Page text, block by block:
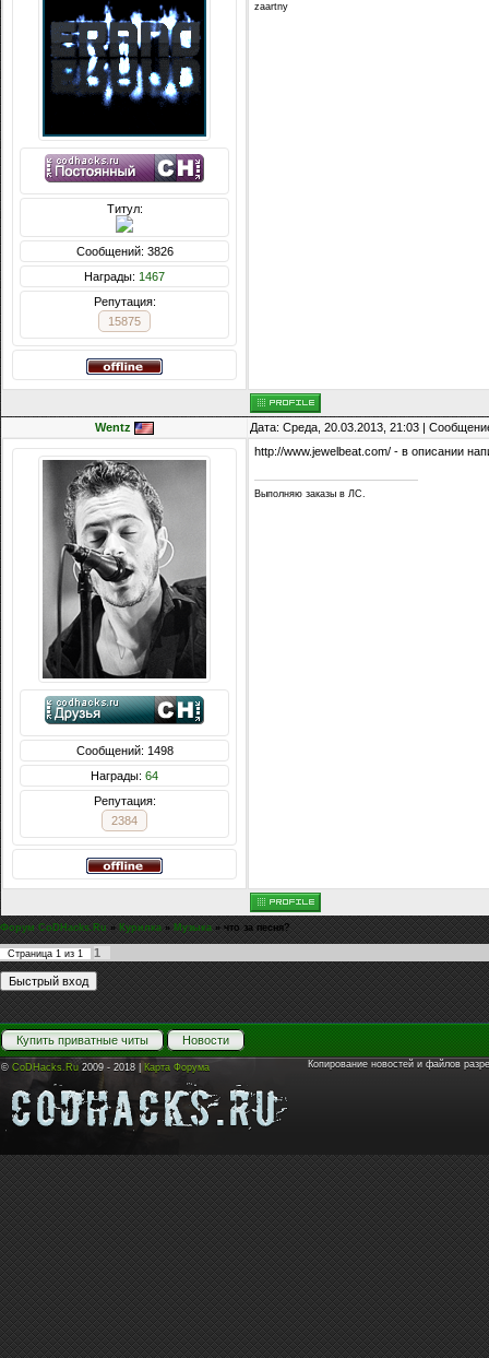
Титул:
Сообщений: 3826
Награды: 1467
Репутация:
15875
zaartny
Wentz Дата: Среда, 20.03.2013, 21:03 |
Сообщений: 1498
Награды: 64
Репутация:
2384
http://www.jewelbeat.com/ - в описании
Выполняю заказы в ЛС.
Форум CoDHacks.Ru » Курилка » Музыка » что за песня?
Страница 1 из 1 1
Купить приватные читы Новости
© CoDHacks.Ru 2009 - 2018 | Карта Форума Копирование новостей и файлов